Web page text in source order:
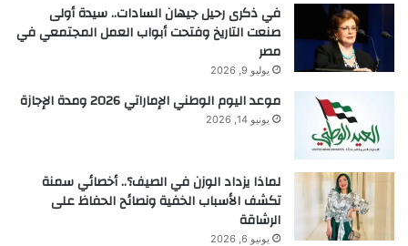
في ذكرى رحيل جيهان السادات.. سيدة أولى
صنعت التاريخ وفتحت أبواب العمل المجتمعي في
مصر
يوليو 9, 2026
موعد اليوم الوطني الإماراتي 2026 ومدة الإجازة
يونيو 14, 2026
لماذا يزداد الوزن في الصيف؟.. أخصائي سمنة
تكشف الأسباب الخفية ونصائح الحفاظ على
الرشاقة
يونيو 6, 2026